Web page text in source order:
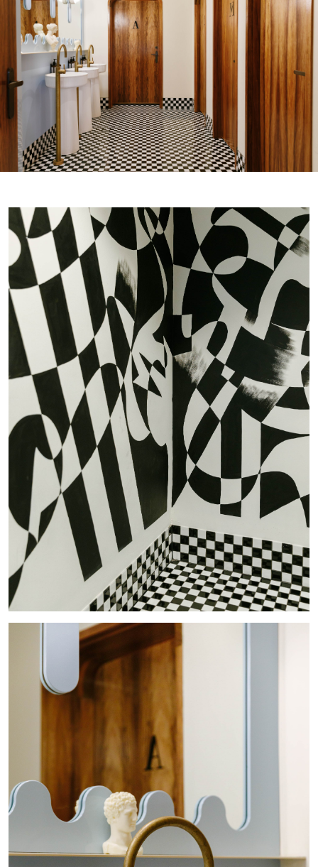
本網站使用cookie作為與網站互動時識別瀏覽器之用，瀏覽本
網站即表示您同意本網站對cookie的使用及相關隱私權政策